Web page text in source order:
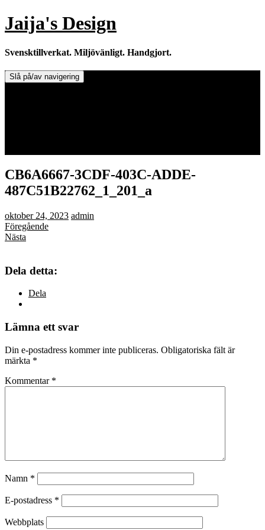
Hoppa
till
Jaija's Design
Svensktillverkat. Miljövänligt. Handgjort.
Slå på/av navigering
CB6A6667-3CDF-403C-ADDE-
487C51B22762_1_201_a
oktober 24, 2023 admin
Föregående
Nästa
Dela detta:
Dela
Lämna ett svar
Din e-postadress kommer inte publiceras. Obligatoriska fält är
märkta *
Kommentar *
Namn *
E-postadress *
Webbplats